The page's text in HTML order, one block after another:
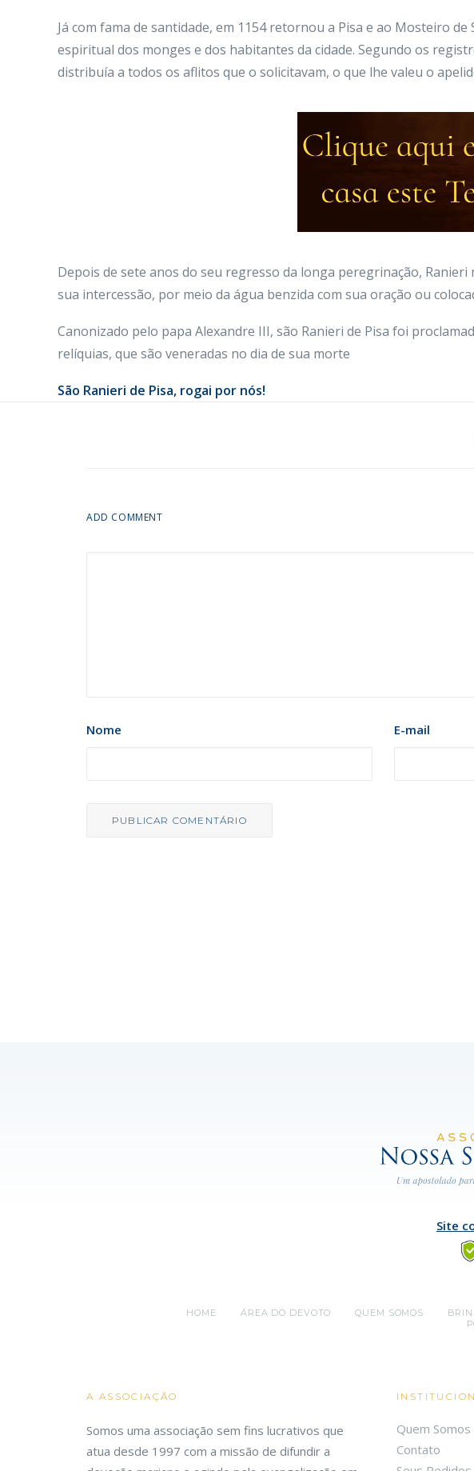
Já com fama de santidade, em 1154 retornou a Pisa e ao Mosteiro
espiritual dos monges e dos habitantes da cidade. Segundo os
distribuía a todos os aflitos que o solicitavam, o que lhe valeu o
Depois de sete anos do seu regresso da longa peregrinação,
sua intercessão, por meio da água benzida com sua oração ou
Canonizado pelo papa Alexandre III, são Ranieri de Pisa foi
relíquias, que são veneradas no dia de sua morte
São Ranieri de Pisa, rogai por nós!
ADD COMMENT
Nome E-mail
Site
HOME ÁREA DO DEVOTO QUEM SOMOS
A ASSOCIAÇÃO
Somos uma associação sem fins lucrativos que
atua desde 1997 com a missão de difundir a
Quem Somos
Contato